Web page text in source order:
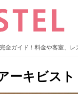
全ガイド！料金や客室、
ーキビスト